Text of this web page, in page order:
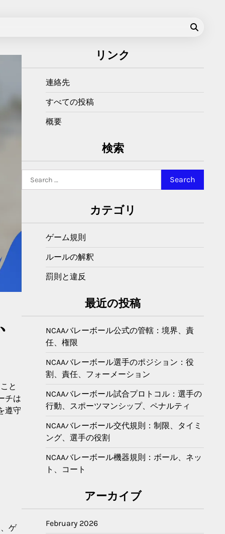
と
チは
遵守
ゲ
リンク
連絡先
すべての投稿
概要
検索
for:
カテゴリ
ゲーム規則
ルールの解釈
罰則と違反
最近の投稿
NCAAバレーボール公式の管轄：境界、責
任、権限
NCAAバレーボール選手のポジション：役
割、責任、フォーメーション
NCAAバレーボール試合プロトコル：選手の
行動、スポーツマンシップ、ペナルティ
NCAAバレーボール交代規則：制限、タイミ
ング、選手の役割
NCAAバレーボール機器規則：ボール、ネッ
ト、コート
アーカイブ
February 2026